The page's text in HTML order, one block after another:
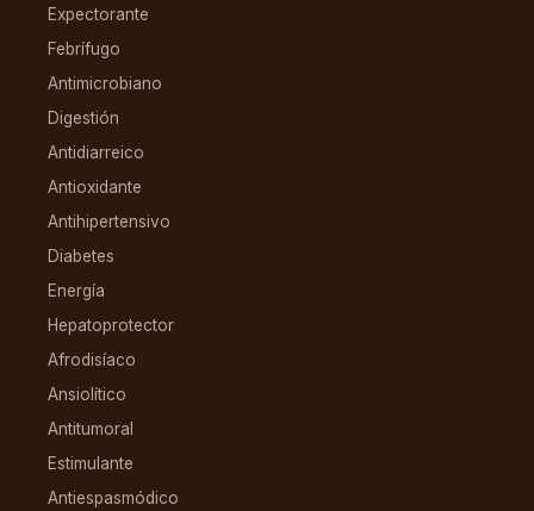
Expectorante
Febrífugo
Antimicrobiano
Digestión
Antidiarreico
Antioxidante
Antihipertensivo
Diabetes
Energía
Hepatoprotector
Afrodisíaco
Ansiolítico
Antitumoral
Estimulante
Antiespasmódico